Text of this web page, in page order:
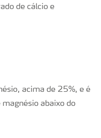
de cálcio e
acima de 25%, e é
abaixo do